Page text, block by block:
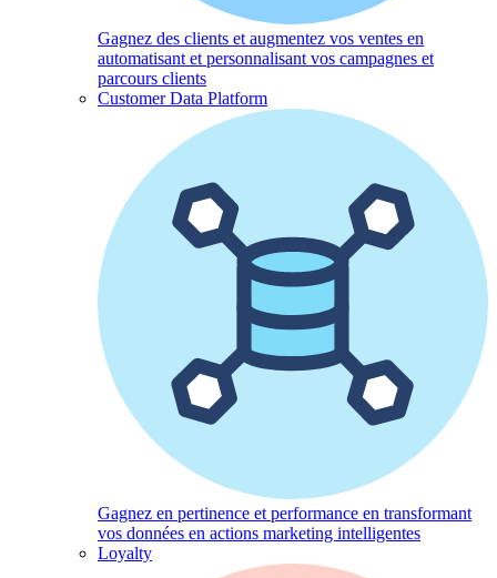
Gagnez des clients et augmentez vos ventes en
automatisant et personnalisant vos campagnes et
parcours clients
Customer Data Platform
Gagnez en pertinence et performance en transformant
vos données en actions marketing intelligentes
Loyalty